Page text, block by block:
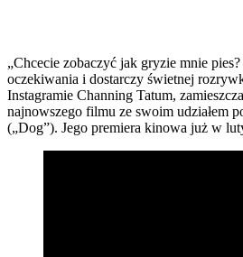
„Chcecie zobaczyć jak gryzie mnie
oczekiwania i dostarczy świetnej
Instagramie Channing Tatum,
najnowszego filmu ze swoim udziałem
(„Dog”). Jego premiera kinowa już w